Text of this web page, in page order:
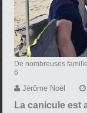
De nombreuses
6
Jérôme Noël
La canicule est